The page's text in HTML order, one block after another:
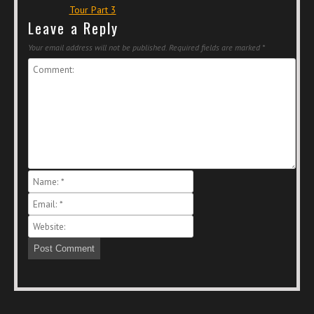
Tour Part 3
Leave a Reply
Your email address will not be published. Required fields are marked *